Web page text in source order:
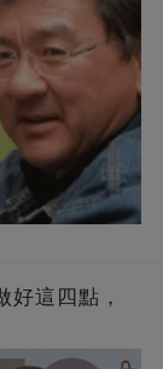
這四點，